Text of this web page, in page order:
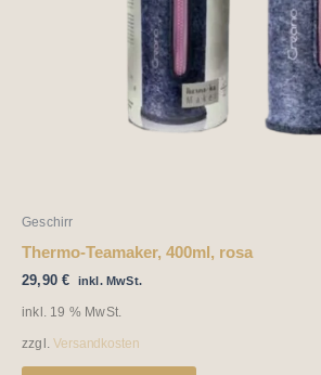
Geschirr
Thermo-Teamaker, 400ml, rosa
29,90€ inkl. MwSt.
inkl. 19 % MwSt.
zzgl.Versandkosten